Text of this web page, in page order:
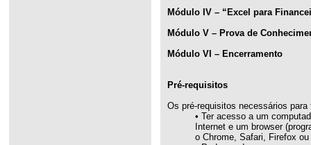
Módulo IV – “Excel para
Módulo V – Prova de
Módulo VI – Encerramento
Pré-requisitos
Os pré-requisitos necessários
• Ter acesso a um
Internet e um browser
o Chrome, Safari, Firefox